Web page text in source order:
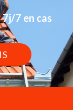
7 en cas